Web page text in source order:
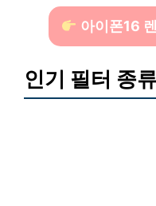
아이폰16
인기 필터 종